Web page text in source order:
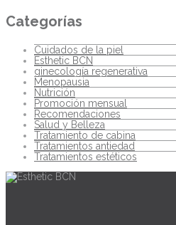
Categorías
Cuidados de la piel
Esthetic BCN
ginecología regenerativa
Menopausia
Nutrición
Promoción mensual
Recomendaciones
Salud y Belleza
Tratamiento de cabina
Tratamientos antiedad
Tratamientos estéticos